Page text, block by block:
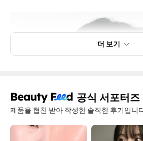
더 보기
공식 서포터즈
제품을 협찬 받아 작성한 솔직한 후기입니